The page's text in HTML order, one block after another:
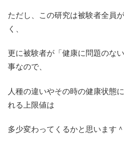
ただし、この研究は被験者全員
く、
更に被験者が「健康に問題のな
事なので、
人種の違いやその時の健康状態
れる上限値は
多少変わってくるかと思います＾